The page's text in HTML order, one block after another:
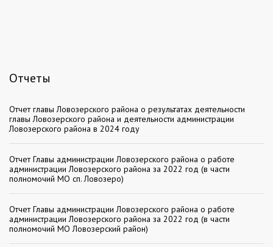
Отчеты
Отчет главы Ловозерского района о результатах деятельности
главы Ловозерского района и деятельности администрации
Ловозерского района в 2024 году
Отчет Главы администрации Ловозерского района о работе
администрации Ловозерского района за 2022 год (в части
полномочий МО сп. Ловозеро)
Отчет Главы администрации Ловозерского района о работе
администрации Ловозерского района за 2022 год (в части
полномочий МО Ловозерский район)